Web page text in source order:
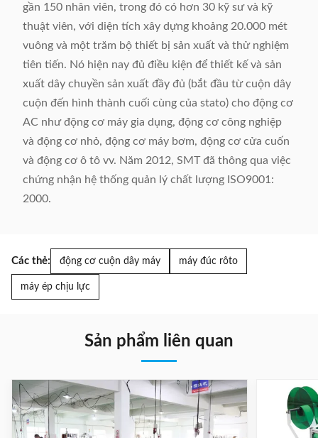
gần 150 nhân viên, trong đó có hơn 30 kỹ sư và kỹ
thuật viên, với diện tích xây dựng khoảng 20.000 mét
vuông và một trăm bộ thiết bị sản xuất và thử nghiệm
tiên tiến. Nó hiện nay đủ điều kiện để thiết kế và sản
xuất dây chuyền sản xuất đầy đủ (bắt đầu từ cuộn dây
cuộn đến hình thành cuối cùng của stato) cho động cơ
AC như động cơ máy gia dụng, động cơ công nghiệp
và động cơ nhỏ, động cơ máy bơm, động cơ cửa cuốn
và động cơ ô tô vv. Năm 2012, SMT đã thông qua việc
chứng nhận hệ thống quản lý chất lượng ISO9001:
2000.
Các thẻ: động cơ cuộn dây máy máy đúc rôto
máy ép chịu lực
Sản phẩm liên quan